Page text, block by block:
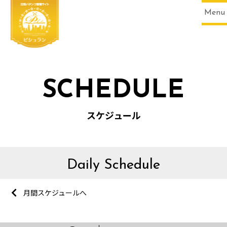
Menu
SCHEDULE
スケジュール
Daily Schedule
月間スケジュールへ